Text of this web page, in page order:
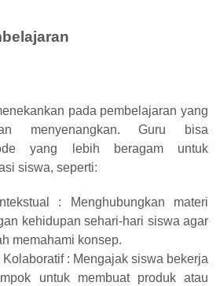
pada pembelajaran yang
menyenangkan. Guru bisa
yang lebih beragam untuk
siswa, seperti:
: Menghubungkan materi
kehidupan sehari-hari siswa agar
memahami konsep.
Kolaboratif : Mengajak siswa bekerja
untuk membuat produk atau